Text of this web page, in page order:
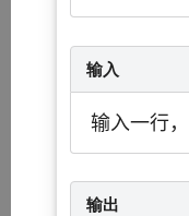
输入
输入一行
输出